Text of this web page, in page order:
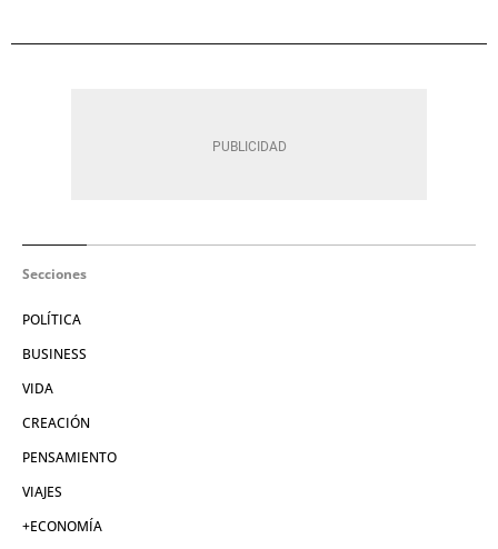
Secciones
POLÍTICA
BUSINESS
VIDA
CREACIÓN
PENSAMIENTO
VIAJES
+ECONOMÍA